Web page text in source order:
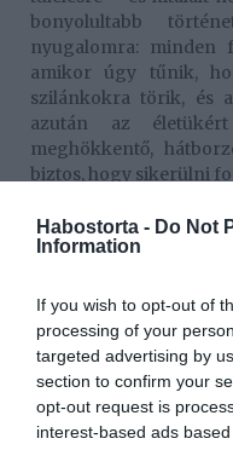
Habostorta - Do Not
Information
If you wish to opt-out of
processing of your
targeted advertising by
section to confirm your
opt-out request is
interest-based ads
bonyolultabb
nyugalomra: minden
amikor úgy tűnik,
szilánkokra törik, és
azután az
meghökkentő,
biztos, hogy sikerülni